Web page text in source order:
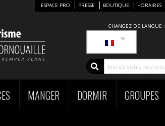
CHANGEZ DE LANGUE :
ESPACE PRO PRESSE BOUTIQUE HORAIRES
MANGER DORMIR GROUPES